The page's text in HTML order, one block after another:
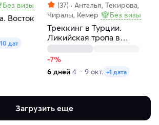
Без визы
Восток
дат
(37)
Анталья, Текирова,
Чиралы, Кемер
Без визы
Треккинг в Турции.
Ликийская тропа в
домиках
-7%
6 дней 4 – 9 окт. +1 дата
Загрузить еще